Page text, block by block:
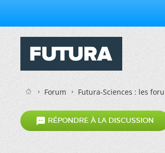
Forum Futura-Sciences : les
 RÉPONDRE À LA DISCUSSION